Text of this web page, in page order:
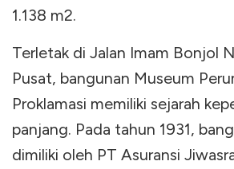
1.138 m2.
Terletak di Jalan Imam Bonjol
Pusat, bangunan Museum
Proklamasi memiliki sejarah
panjang. Pada tahun 1931,
dimiliki oleh PT Asuransi